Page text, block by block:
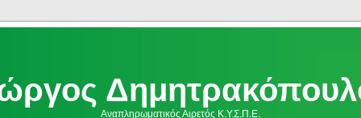
Αναπληρωματικός Αιρετός Κ.Υ.Σ.Π.Ε.